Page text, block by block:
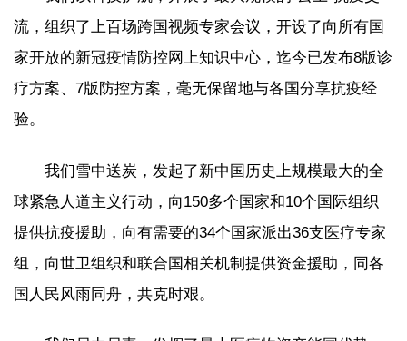
流，组织了上百场跨国视频专家会议，开设了向所有国
家开放的新冠疫情防控网上知识中心，迄今已发布8版诊
疗方案、7版防控方案，毫无保留地与各国分享抗疫经
验。
我们雪中送炭，发起了新中国历史上规模最大的全
球紧急人道主义行动，向150多个国家和10个国际组织
提供抗疫援助，向有需要的34个国家派出36支医疗专家
组，向世卫组织和联合国相关机制提供资金援助，同各
国人民风雨同舟，共克时艰。